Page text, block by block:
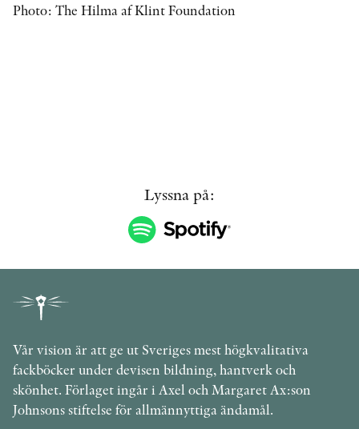
Photo: The Hilma af Klint Foundation
Lyssna på:
Vår vision är att ge ut Sveriges mest högkvalitativa
fackböcker under devisen bildning, hantverk och
skönhet. Förlaget ingår i Axel och Margaret Ax:son
Johnsons stiftelse för allmännyttiga ändamål.